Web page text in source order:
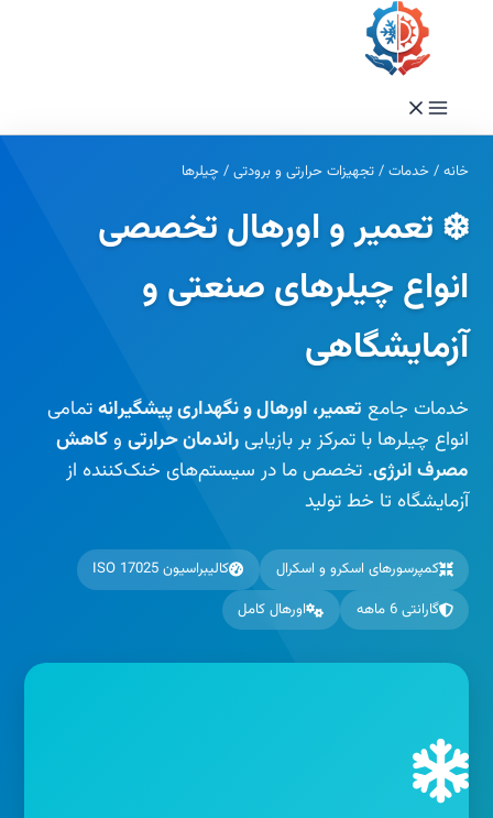
خانه/ خدمات/ تجهیزات حرارتی و برودتی/ چیلرها
❄️ تعمیر و اورهال تخصصی
انواع چیلرهای صنعتی و
آزمایشگاهی
خدمات جامع تعمیر، اورهال و نگهداری پیشگیرانهتمامی
انواع چیلرها با تمرکز بر بازیابیراندمان حرارتیوکاهش
مصرف انرژی. تخصص ما در سیستم‌های خنک‌کننده از
آزمایشگاه تا خط تولید
کمپرسورهای اسکرو و اسکرال
کالیبراسیون ISO 17025
گارانتی 6 ماهه
اورهال کامل